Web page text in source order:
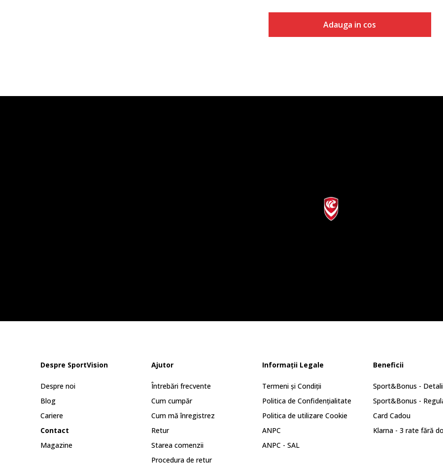
Adauga in cos
Despre SportVision
Despre noi
Blog
Cariere
Contact
Magazine
Ajutor
Întrebări frecvente
Cum cumpăr
Cum mă înregistrez
Retur
Starea comenzii
Procedura de retur
Informații Legale
Termeni și Condiții
Politica de Confidențialitate
Politica de utilizare Cookie
ANPC
ANPC - SAL
Beneficii
Sport&Bonus -
Sport&Bonus -
Card Cadou
Klarna - 3 rate fără